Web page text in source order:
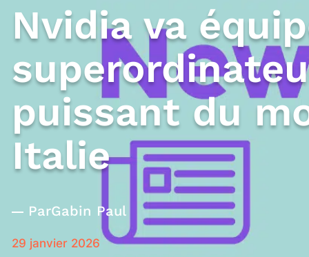
Nvidia va
puissant du
Italie
ParGabin Paul
29 janvier 2026